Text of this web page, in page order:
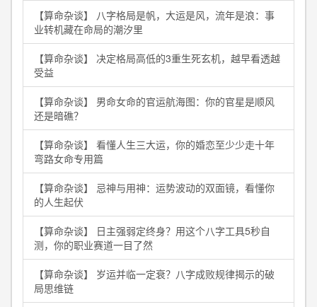
【算命杂谈】 八字格局是帆，大运是风，流年是浪：事
业转机藏在命局的潮汐里
【算命杂谈】 决定格局高低的3重生死玄机，越早看透越
受益
【算命杂谈】 男命女命的官运航海图：你的官星是顺风
还是暗礁？
【算命杂谈】 看懂人生三大运，你的婚恋至少少走十年
弯路女命专用篇
【算命杂谈】 忌神与用神：运势波动的双面镜，看懂你
的人生起伏
【算命杂谈】 日主强弱定终身？用这个八字工具5秒自
测，你的职业赛道一目了然
【算命杂谈】 岁运并临一定衰？八字成败规律揭示的破
局思维链